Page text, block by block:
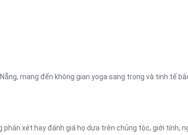
mang đến không gian yoga sang trọng và tinh
xét hay đánh giá họ dựa trên chủng tộc, giới tính,